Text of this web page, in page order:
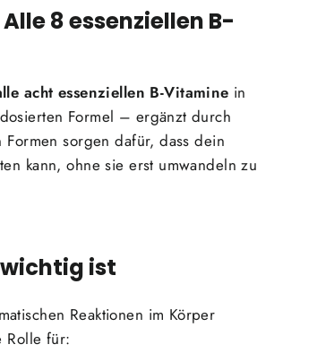
8 essenziellen B-
acht essenziellen B-Vitamine in
Formel – ergänzt durch
sorgen dafür, dass dein
kann, ohne sie erst umwandeln zu
ist
Reaktionen im Körper
Rolle für: